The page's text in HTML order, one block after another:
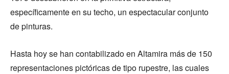
específicamente en su techo, un espectacular conjunto
de pinturas.
Hasta hoy se han contabilizado en Altamira más de 150
representaciones pictóricas de tipo rupestre, las cuales